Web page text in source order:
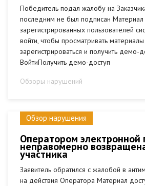
Победитель подал жалобу на
последним не был подписан Материал
зарегистрированных пользователей
войти, чтобы просматривать
зарегистрироваться и получить демо-
ВойтиПолучить демо-доступ
Обзоры нарушений
Обзор нарушения
Оператором
неправомерно
участника
Заявитель обратился с жалобой в
на действия Оператора Материал